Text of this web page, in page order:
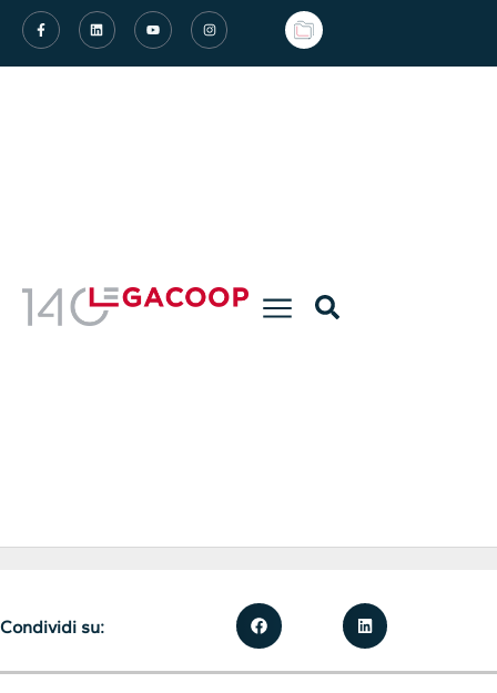
Condividi su: